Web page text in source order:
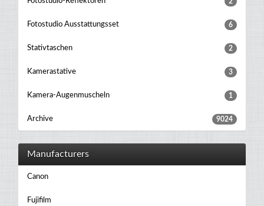
Fotostudio Ausstattungsset 6
Stativtaschen 2
Kamerastative 3
Kamera-Augenmuscheln 1
Archive 9024
Manufacturers
Canon
Fujifilm